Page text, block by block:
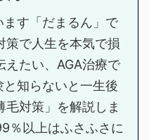
す「だまるん」で
策で人生を本気で損
えたい、AGA治療で
知らないと一生後
対策」を解説しま
％以上はふさふさに